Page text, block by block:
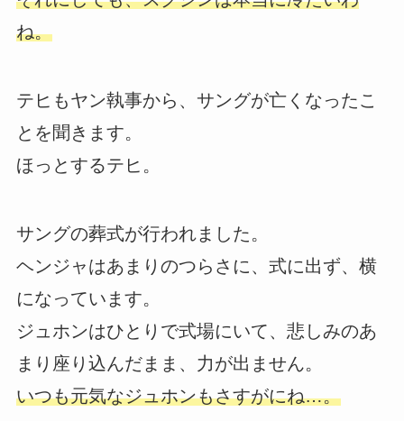
ね。
テヒもヤン執事から、サングが亡くなったこ
とを聞きます。
ほっとするテヒ。
サングの葬式が行われました。
ヘンジャはあまりのつらさに、式に出ず、横
になっています。
ジュホンはひとりで式場にいて、悲しみのあ
まり座り込んだまま、力が出ません。
いつも元気なジュホンもさすがにね…。